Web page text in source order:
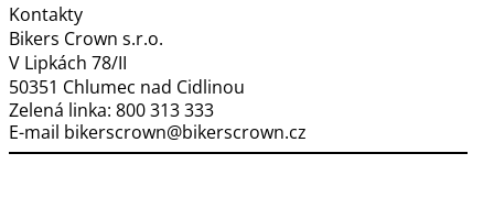
Kontakty
Bikers Crown s.r.o.
V Lipkách 78/II
50351 Chlumec nad Cidlinou
Zelená linka: 800 313 333
E-mail bikerscrown@bikerscrown.cz